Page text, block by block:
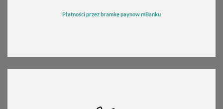
Płatności przez bramkępaynow mBanku